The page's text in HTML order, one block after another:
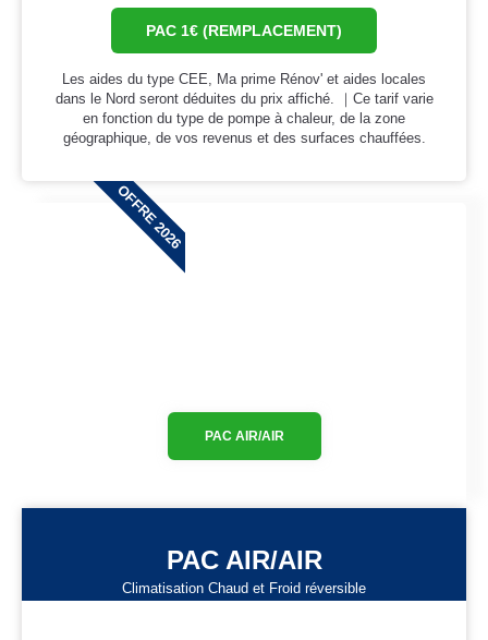
PAC 1€ (REMPLACEMENT)
Les aides du type CEE, Ma prime Rénov' et aides locales
dans le Nord seront déduites du prix affiché. ｜Ce tarif varie
en fonction du type de pompe à chaleur, de la zone
géographique, de vos revenus et des surfaces chauffées.
OFFRE 2026
PAC AIR/AIR
PAC AIR/AIR
Climatisation Chaud et Froid réversible